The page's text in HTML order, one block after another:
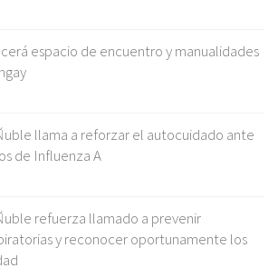
espacio de encuentro y manualidades
llama a reforzar el autocuidado ante
de Influenza A
refuerza llamado a prevenir
y reconocer oportunamente los